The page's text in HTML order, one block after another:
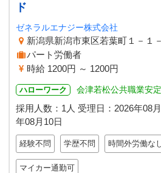
ド
ゼネラルエナジー株式会社
新潟県新潟市東区若葉町１－１
パート労働者
時給 1200円 ～ 1200円
ハローワーク 会津若松公共職業安
採用人数：1人 受理日： 2026年08
年08月10日
経験不問 学歴不問 時間外労働な
マイカー通勤可